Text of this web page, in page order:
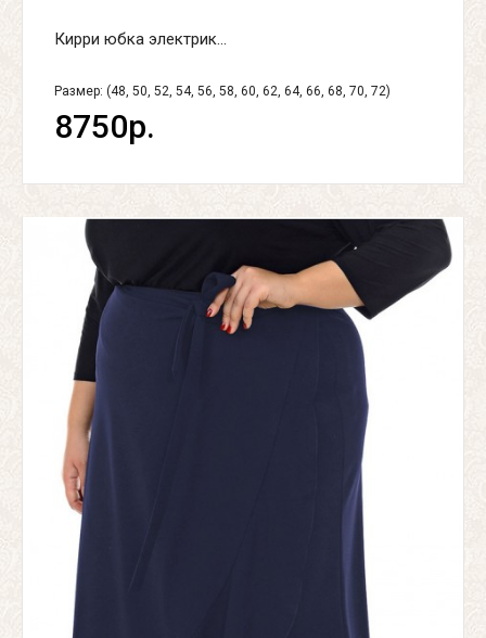
Кирри юбка электрик...
Размер: (48, 50, 52, 54, 56, 58, 60, 62, 64, 66, 68, 70, 72)
8750р.